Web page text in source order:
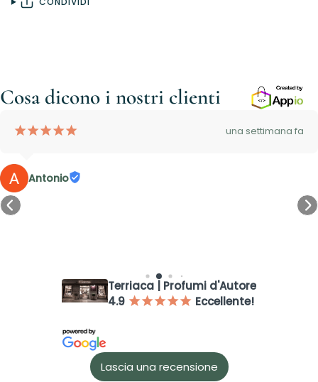
Cosa dicono i nostri clienti
¡¡¡¡¡ una settimana fa
Antonio
Terriaca | Profumi d'Autore
4.9 ¡¡¡¡¡ Eccellente!
Lascia una recensione
dei desideri e visualizzare gli articoli salvati in precedenza.
Login